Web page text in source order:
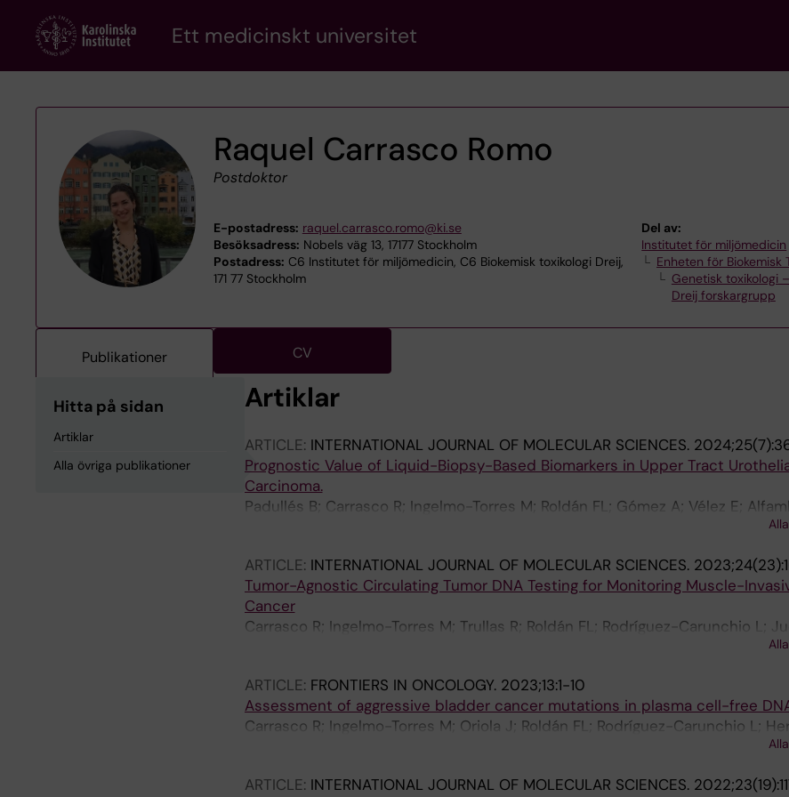
content
Ett medicinskt universitet
Raquel Carrasco Romo
Postdoktor
E-postadress: raquel.carrasco.romo@ki.se
Besöksadress: Nobels väg 13, 17177 Stockholm
Postadress: C6 Institutet för miljömedicin, C6 Biokemisk toxikologi Dreij,
171 77 Stockholm
Del av:
Institutet för miljömedicin
Enheten för Biokemisk
Genetisk toxikologi
Dreij forskargrupp
Publikationer CV
Hitta på sidan
Artiklar
Alla övriga publikationer
Artiklar
ARTICLE: INTERNATIONAL JOURNAL OF MOLECULAR SCIENCES.
Prognostic Value of Liquid-Biopsy-Based Biomarkers in Upper Tract
Carcinoma.
Padullés B; Carrasco R; Ingelmo-Torres M; Roldán FL; Gómez A; Vélez E;
ARTICLE: INTERNATIONAL JOURNAL OF MOLECULAR SCIENCES.
Tumor-Agnostic Circulating Tumor DNA Testing for Monitoring Muscle-
Cancer
Carrasco R; Ingelmo-Torres M; Trullas R; Roldán FL; Rodríguez-Carunchio L;
ARTICLE: FRONTIERS IN ONCOLOGY. 2023;13:1-10
Assessment of aggressive bladder cancer mutations in plasma cell-free
Carrasco R; Ingelmo-Torres M; Oriola J; Roldán FL; Rodríguez-Carunchio L;
ARTICLE: INTERNATIONAL JOURNAL OF MOLECULAR SCIENCES.